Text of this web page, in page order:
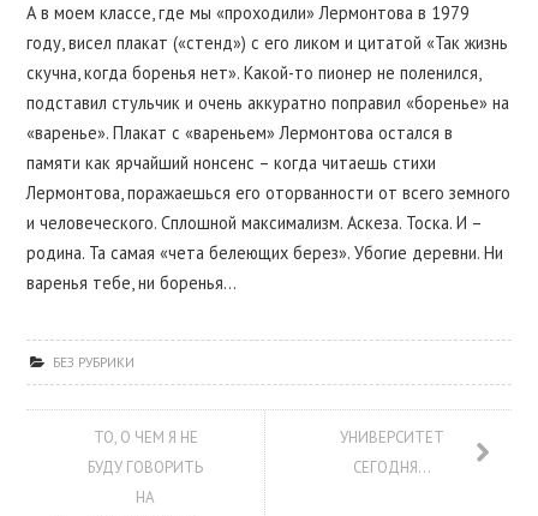
А в моем классе, где мы «проходили» Лермонтова в 1979
году, висел плакат («стенд») с его ликом и цитатой «Так жизнь
скучна, когда боренья нет». Какой-то пионер не поленился,
подставил стульчик и очень аккуратно поправил «боренье» на
«варенье». Плакат с «вареньем» Лермонтова остался в
памяти как ярчайший нонсенс – когда читаешь стихи
Лермонтова, поражаешься его оторванности от всего земного
и человеческого. Сплошной максимализм. Аскеза. Тоска. И –
родина. Та самая «чета белеющих берез». Убогие деревни. Ни
варенья тебе, ни боренья…
БЕЗ РУБРИКИ
ТО, О ЧЕМ Я НЕ
БУДУ ГОВОРИТЬ
НА
УНИВЕРСИТЕТ
СЕГОДНЯ…